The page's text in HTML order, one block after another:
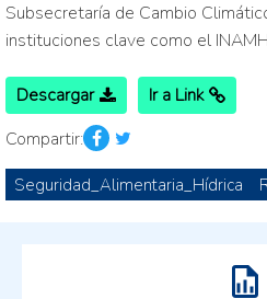
Subsecretaría de Cambio
instituciones clave como el
Descargar
Ir a Link
Compartir:
Seguridad_Alimentaria_Hídrica